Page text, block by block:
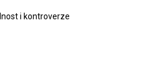
i kontroverze